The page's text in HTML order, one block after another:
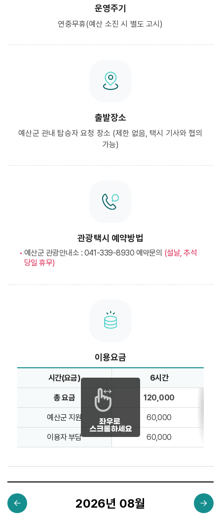
운영주기
연중무휴(예산 소진 시 별도 고시)
출발장소
예산군 관내 탑승자 요청 장소 (제한 없음, 택시 기사와 협의
가능)
관광택시 예약방법
예산군 관광안내소 : 041-339-8930 예약문의 (설날, 추석
당일 휴무)
이용요금
시간별 요금 현황 - 시간(요금)별 총 요금, 예산군 지원, 이
시간(요금) 6시간
총 요금 120,000
예산군 지원 60,000
이용자 부담 60,000
2026년 08월